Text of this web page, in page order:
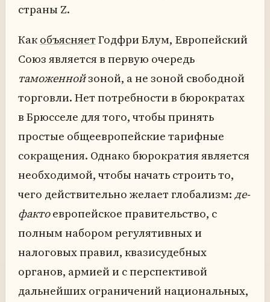
страны Z.
Как объясняет Годфри Блум, Европейский
Союз является в первую очередь
таможеннойзоной, а не зоной свободной
торговли. Нет потребности в бюрократах
в Брюсселе для того, чтобы принять
простые общеевропейские тарифные
сокращения. Однако бюрократия является
необходимой, чтобы начать строить то,
чего действительно желает глобализм: де-
фактоевропейское правительство, с
полным набором регулятивных и
налоговых правил, квазисудебных
органов, армией и с перспективой
дальнейших ограничений национальных,